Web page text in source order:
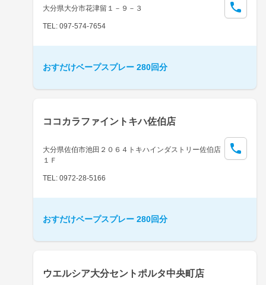
大分県大分市花津留１－９－３
TEL: 097-574-7654
おすだけベープスプレー 280回分
ココカラファイントキハ佐伯店
大分県佐伯市池田２０６４トキハインダストリー佐伯店
１Ｆ
TEL: 0972-28-5166
おすだけベープスプレー 280回分
ウエルシア大分セントポルタ中央町店